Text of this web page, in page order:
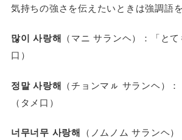
気持ちの強さを伝えたいときは強調語を
많이 사랑해 （マニ サランヘ）：「と
口）
정말 사랑해 （チョンマㇽ サランヘ）：
（タメ口）
너무너무 사랑해 （ノムノム サランヘ